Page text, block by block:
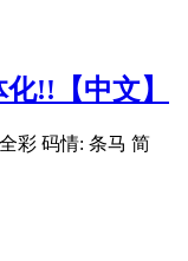
!!【中文】
彩 码情: 条马 简